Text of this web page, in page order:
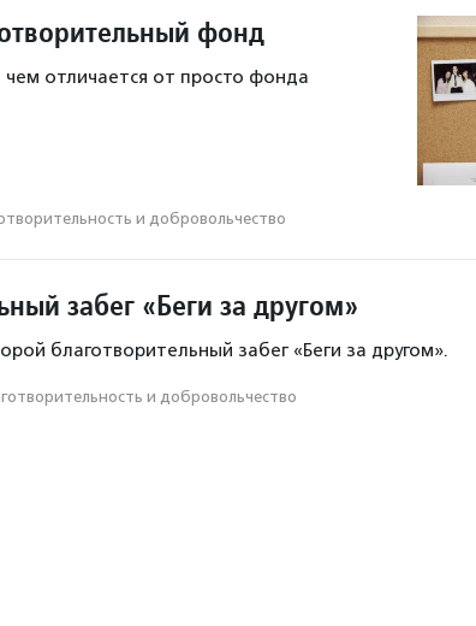
фонд
отличается от просто фонда
и доброволь­чест­во
забег «Беги за другом»
благотворительный забег «Беги за другом».
и доброволь­чест­во